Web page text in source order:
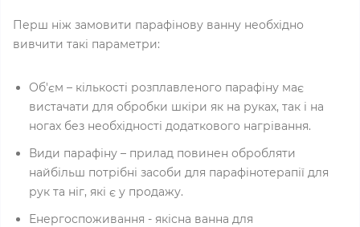
Перш ніж замовити парафінову ванну необхідно
вивчити такі параметри:
Об'єм – кількості розплавленого парафіну має
вистачати для обробки шкіри як на руках, так і на
ногах без необхідності додаткового нагрівання.
Види парафіну – прилад повинен обробляти
найбільш потрібні засоби для парафінотерапії для
рук та ніг, які є у продажу.
Енергоспоживання - якісна ванна для